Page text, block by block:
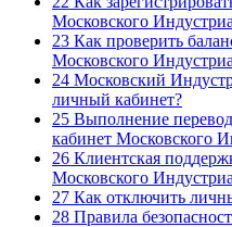
Московского
23 Как проверить
Московского
24 Московский
личный кабинет?
25 Выполнение
кабинет Московского
26 Клиентская
Московского
27 Как отключить
28 Правила